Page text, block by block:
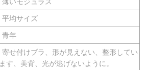
平均サイズ
青年
寄せ付けブラ、形が見えない、整形してい
ます、美背、光が逃げないように。